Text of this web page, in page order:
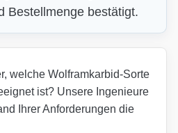
Bestellmenge bestätigt.
welche Wolframkarbid-Sorte
ist? Unsere Ingenieure
Ihrer Anforderungen die